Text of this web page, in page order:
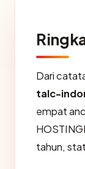
Dari
talc-
empat
tahun,